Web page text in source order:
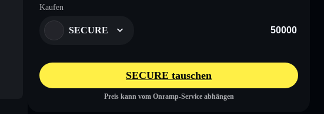
Kaufen
SECURE
SECURE tauschen
Preis kann vom Onramp-Service abhängen